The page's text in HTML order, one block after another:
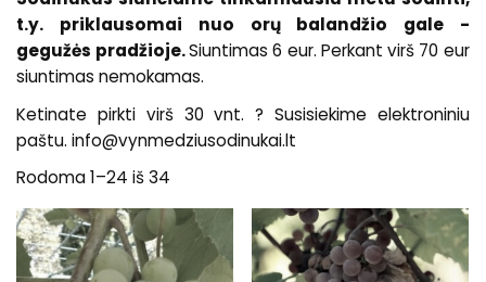
t.y. priklausomai nuo orų balandžio gale -
gegužės pradžioje.Siuntimas 6 eur. Perkant virš 70 eur
siuntimas nemokamas.
Ketinate pirkti virš 30 vnt. ? Susisiekime elektroniniu
paštu. info@vynmedziusodinukai.lt
Rodoma 1–24 iš 34